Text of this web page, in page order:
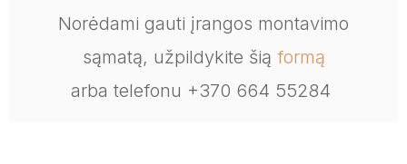
Norėdami gauti įrangos montavimo
sąmatą, užpildykite šią formą
arba telefonu +370 664 55284